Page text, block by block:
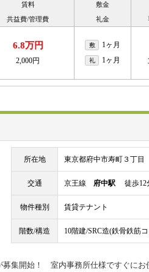
賃料
共益費/管理費
敷金
礼金
6.8万円
2,000円
敷 1ヶ月
礼 1ヶ月
所在地 東京都府中市寿町３丁目
交通 京王線 府中駅 徒歩12
物件種別 賃貸テナント
階数/構造 10階建/SRC造(鉄骨鉄筋
募集開始！ 室内事務所仕様ですぐにお